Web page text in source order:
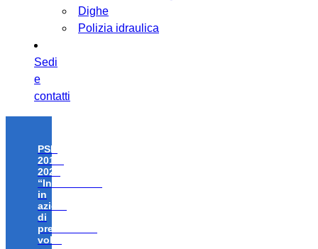
Dighe
Polizia idraulica
Sedi
e
contatti
PSR
2014-
2020
“Investimenti
in
azioni
di
prevenzione
volte